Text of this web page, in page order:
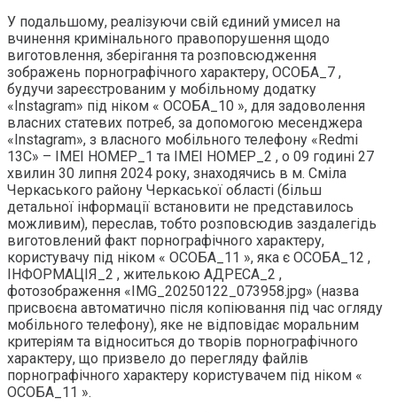
У подальшому, реалізуючи свій єдиний умисел на
вчинення кримінального правопорушення щодо
виготовлення, зберігання та розповсюдження
зображень порнографічного характеру, ОСОБА_7 ,
будучи зареєстрованим у мобільному додатку
«Instagram» під ніком « ОСОБА_10 », для задоволення
власних статевих потреб, за допомогою месенджера
«Instagram», з власного мобільного телефону «Redmi
13C» – ІМЕІ НОМЕР_1 та ІМЕІ НОМЕР_2 , о 09 годині 27
хвилин 30 липня 2024 року, знаходячись в м. Сміла
Черкаського району Черкаської області (більш
детальної інформації встановити не представилось
можливим), переслав, тобто розповсюдив заздалегідь
виготовлений факт порнографічного характеру,
користувачу під ніком « ОСОБА_11 », яка є ОСОБА_12 ,
ІНФОРМАЦІЯ_2 , жителькою АДРЕСА_2 ,
фотозображення «IMG_20250122_073958.jpg» (назва
присвоєна автоматично після копіювання під час огляду
мобільного телефону), яке не відповідає моральним
критеріям та відноситься до творів порнографічного
характеру, що призвело до перегляду файлів
порнографічного характеру користувачем під ніком «
ОСОБА_11 ».